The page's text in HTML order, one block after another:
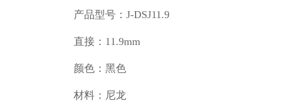
产品型号： J-DSJ11.9
直接： 11.9mm
颜色：黑色
材料：尼龙